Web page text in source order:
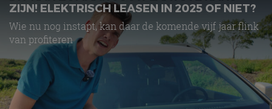
ZIJN! ELEKTRISCH LEASEN IN 2025 OF NIET?
Wie nu nog instapt, kan daar de komende vijf jaar flink
van profiteren